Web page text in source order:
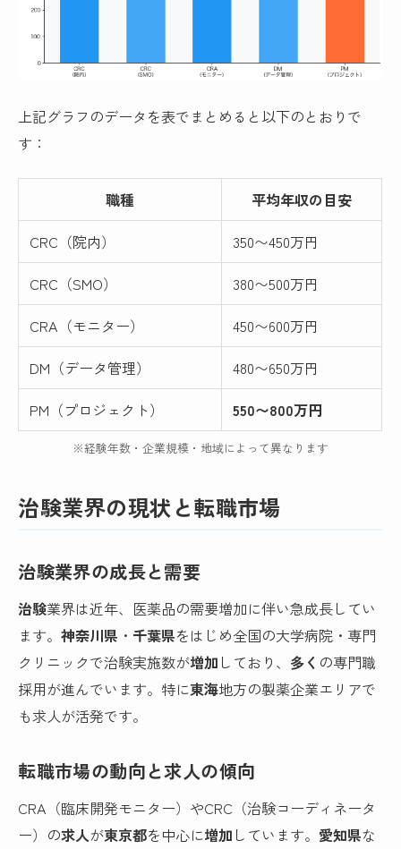
上記グラフのデータを表でまとめると以下のとおりで
す：
職種
平均年収の目安
CRC（院内）
350〜450万円
CRC（SMO）
380〜500万円
CRA（モニター）
450〜600万円
DM（データ管理）
480〜650万円
PM（プロジェクト）
550〜800万円
※経験年数・企業規模・地域によって異なります
治験業界の現状と転職市場
治験業界の成長と需要
治験業界は近年、医薬品の需要増加に伴い急成長してい
ます。神奈川県 ・ 千葉県をはじめ全国の大学病院・専門
クリニックで治験実施数が増加 しており、 多く の専門職
採用が進んでいます。特に東海地方の製薬企業エリアで
も求人が活発です。
転職市場の動向と求人の傾向
CRA（臨床開発モニター）やCRC（治験コーディネータ
ー）の求人が東京都を中心に増加 しています。 愛知県な